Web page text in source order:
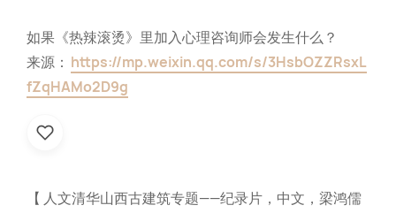
如果《热辣滚烫》里加入心理咨询师会发生什么？
来源： https://mp.weixin.qq.com/s/3HsbOZZRsxL
fZqHAMo2D9g
【 人文清华山西古建筑专题——纪录片，中文，梁鸿儒